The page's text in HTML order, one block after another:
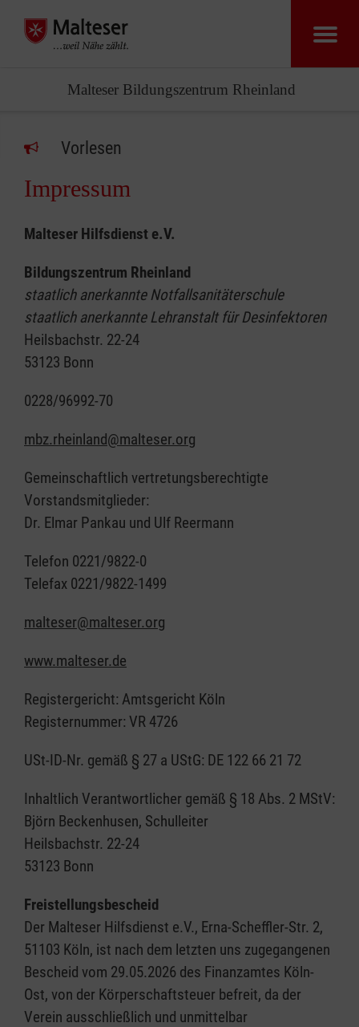
Malteser Bildungszentrum Rheinland
Vorlesen
Impressum
Malteser Hilfsdienst e.V.
Bildungszentrum Rheinland
staatlich anerkannte Notfallsanitäterschule
staatlich anerkannte Lehranstalt für Desinfektoren
Heilsbachstr. 22-24
53123 Bonn
0228/96992-70
mbz.rheinland@malteser.org
Gemeinschaftlich vertretungsberechtigte
Vorstandsmitglieder:
Dr. Elmar Pankau und Ulf Reermann
Telefon 0221/9822-0
Telefax 0221/9822-1499
malteser@malteser.org
www.malteser.de
Registergericht: Amtsgericht Köln
Registernummer: VR 4726
USt-ID-Nr. gemäß § 27 a UStG: DE 122 66 21 72
Inhaltlich Verantwortlicher gemäß § 18 Abs. 2 MStV:
Björn Beckenhusen, Schulleiter
Heilsbachstr. 22-24
53123 Bonn
Freistellungsbescheid
Der Malteser Hilfsdienst e.V., Erna-Scheffler-Str. 2,
51103 Köln, ist nach dem letzten uns zugegangenen
Bescheid vom 29.05.2026 des Finanzamtes Köln-
Ost, von der Körperschaftsteuer befreit, da der
Verein ausschließlich und unmittelbar